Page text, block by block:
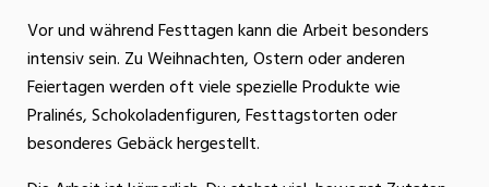
Vor und während Festtagen kann die Arbeit besonders
intensiv sein. Zu Weihnachten, Ostern oder anderen
Feiertagen werden oft viele spezielle Produkte wie
Pralinés, Schokoladenfiguren, Festtagstorten oder
besonderes Gebäck hergestellt.